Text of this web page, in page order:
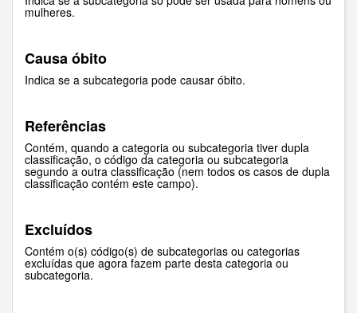
mulheres.
Causa óbito
Indica se a subcategoria pode causar óbito.
Referências
Contém, quando a categoria ou subcategoria tiver dupla
classificação, o código da categoria ou subcategoria
segundo a outra classificação (nem todos os casos de dupla
classificação contém este campo).
Excluídos
Contém o(s) código(s) de subcategorias ou categorias
excluídas que agora fazem parte desta categoria ou
subcategoria.